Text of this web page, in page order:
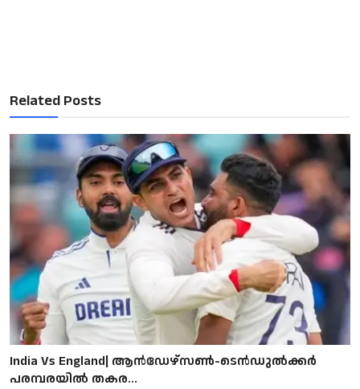
Related Posts
India Vs England| ആൻഡേഴ്സൺ-ടെൻഡുല്‍ക്കർ
പരമ്പരയില്‍ തകര...